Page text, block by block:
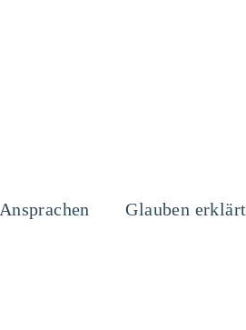
Ansprachen Glauben erklärt